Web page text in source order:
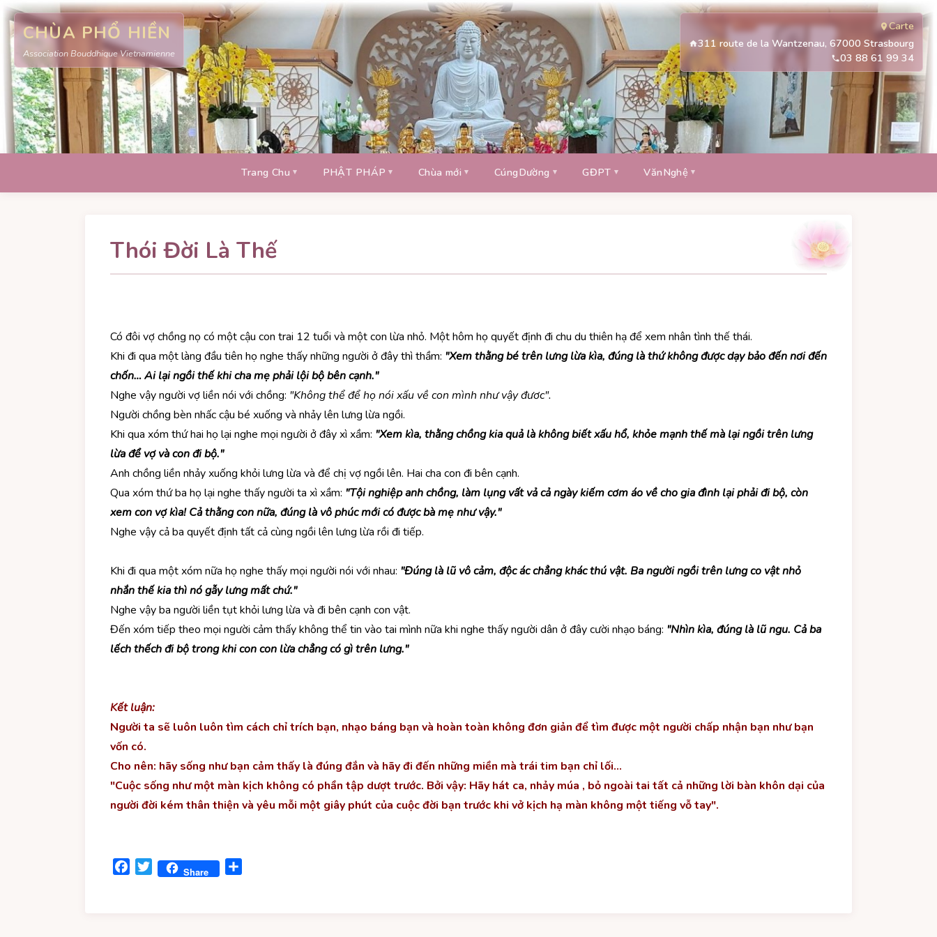
CHÙA PHỔ HIỀN
Association Bouddhique Vietnamienne
Carte
311 route de la Wantzenau, 67000 Strasbourg
03 88 61 99 34
Trang Chu PHẬT PHÁP Chùa mới CúngDường GĐPT VănNghệ
Thói Đời Là Thế
Có đôi vợ chồng nọ có một cậu con trai 12 tuổi và một con lừa nhỏ. Một hôm họ quyết định đi chu du thiên hạ để xem nhân tình thế thái.
Khi đi qua một làng đầu tiên họ nghe thấy những người ở đây thì thầm: "Xem thằng bé trên lưng lừa kìa, đúng là thứ không được dạy bảo đến nơi đến
chốn… Ai lại ngồi thế khi cha mẹ phải lội bộ bên cạnh."
Nghe vậy người vợ liền nói với chồng: "Không thể để họ nói xấu về con mình như vậy đươc".
Người chồng bèn nhấc cậu bé xuống và nhảy lên lưng lừa ngồi.
Khi qua xóm thứ hai họ lại nghe mọi người ở đây xì xầm: "Xem kìa, thằng chồng kia quả là không biết xấu hổ, khỏe mạnh thế mà lại ngồi trên lưng
lừa để vợ và con đi bộ."
Anh chồng liền nhảy xuống khỏi lưng lừa và để chị vợ ngồi lên. Hai cha con đi bên cạnh.
Qua xóm thứ ba họ lại nghe thấy người ta xì xầm: "Tội nghiệp anh chồng, làm lụng vất vả cả ngày kiếm cơm áo về cho gia đình lại phải đi bộ, còn
xem con vợ kìa! Cả thằng con nữa, đúng là vô phúc mới có được bà mẹ như vậy."
Nghe vậy cả ba quyết định tất cả cùng ngồi lên lưng lừa rồi đi tiếp.
Khi đi qua một xóm nữa họ nghe thấy mọi người nói với nhau: "Đúng là lũ vô cảm, độc ác chẳng khác thú vật. Ba người ngồi trên lưng co vật nhỏ
nhắn thế kia thì nó gẫy lưng mất chứ."
Nghe vậy ba người liền tụt khỏi lưng lừa và đi bên cạnh con vật.
Đến xóm tiếp theo mọi người cảm thấy không thể tin vào tai mình nữa khi nghe thấy người dân ở đây cười nhạo báng: "Nhìn kìa, đúng là lũ ngu. Cả ba
lếch thếch đi bộ trong khi con con lừa chẳng có gì trên lưng."
Kết luận:
Người ta sẽ luôn luôn tìm cách chỉ trích bạn, nhạo báng bạn và hoàn toàn không đơn giản để tìm được một người chấp nhận bạn như bạn
vốn có.
Cho nên: hãy sống như bạn cảm thấy là đúng đắn và hãy đi đến những miền mà trái tim bạn chỉ lối…
"Cuộc sống như một màn kịch không có phần tập dượt trước. Bởi vậy: Hãy hát ca, nhảy múa , bỏ ngoài tai tất cả những lời bàn khôn dại của
người đời kém thân thiện và yêu mỗi một giây phút của cuộc đời bạn trước khi vở kịch hạ màn không một tiếng vỗ tay".
Facebook
TwitterShare